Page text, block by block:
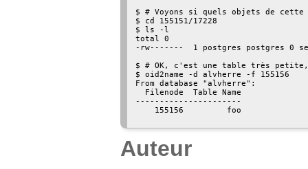
$ # Voyons si quels objets de cette
$ cd 155151/17228
$ ls -l
total 0
-rw-------  1 postgres postgres 0
$ # OK, c'est une table très
$ oid2name -d alvherre -f 155156
From database "alvherre":
  Filenode  Table Name
----------------------
    155156         foo
Auteur